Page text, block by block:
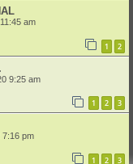
am
1 2
9:25 am
1 2 3
7:16 pm
1 2 3